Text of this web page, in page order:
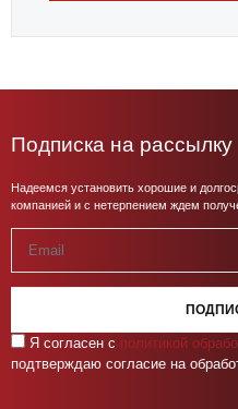
Подписка на рассылку
Надеемся установить хорошие и
компанией и с нетерпением ждем
Я согласен с политикой
подтверждаю согласие на